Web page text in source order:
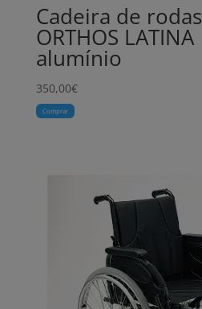
Cadeira de rodas
ORTHOS LATINA
alumínio
350,00€
Comprar